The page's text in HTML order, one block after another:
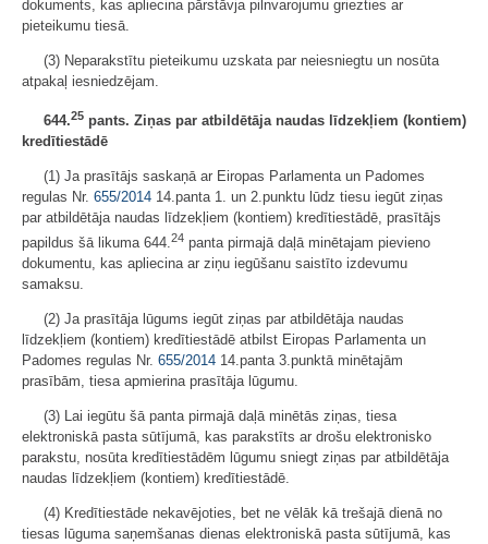
dokuments, kas apliecina pārstāvja pilnvarojumu griezties ar
pieteikumu tiesā.
(3) Neparakstītu pieteikumu uzskata par neiesniegtu un nosūta
atpakaļ iesniedzējam.
644.25 pants. Ziņas par atbildētāja naudas līdzekļiem (kontiem)
kredītiestādē
(1) Ja prasītājs saskaņā ar Eiropas Parlamenta un Padomes
regulas Nr. 655/2014 14.panta 1. un 2.punktu lūdz tiesu iegūt ziņas
par atbildētāja naudas līdzekļiem (kontiem) kredītiestādē, prasītājs
papildus šā likuma 644.24 panta pirmajā daļā minētajam pievieno
dokumentu, kas apliecina ar ziņu iegūšanu saistīto izdevumu
samaksu.
(2) Ja prasītāja lūgums iegūt ziņas par atbildētāja naudas
līdzekļiem (kontiem) kredītiestādē atbilst Eiropas Parlamenta un
Padomes regulas Nr. 655/2014 14.panta 3.punktā minētajām
prasībām, tiesa apmierina prasītāja lūgumu.
(3) Lai iegūtu šā panta pirmajā daļā minētās ziņas, tiesa
elektroniskā pasta sūtījumā, kas parakstīts ar drošu elektronisko
parakstu, nosūta kredītiestādēm lūgumu sniegt ziņas par atbildētāja
naudas līdzekļiem (kontiem) kredītiestādē.
(4) Kredītiestāde nekavējoties, bet ne vēlāk kā trešajā dienā no
tiesas lūguma saņemšanas dienas elektroniskā pasta sūtījumā, kas